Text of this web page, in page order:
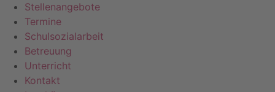
Stellenangebote
Termine
Schulsozialarbeit
Betreuung
Unterricht
Kontakt